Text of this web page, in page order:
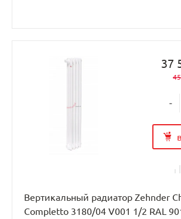
37
-
Вертикальный радиатор Zehnder
Completto 3180/04 V001 1/2 RAL